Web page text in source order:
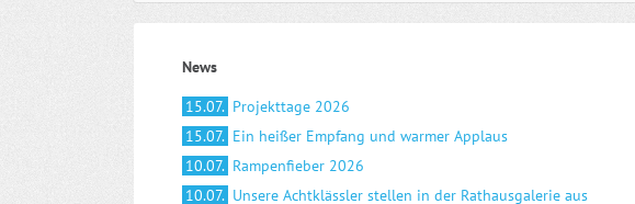
News
15.07. Projekttage 2026
15.07. Ein heißer Empfang und warmer Applaus
10.07. Rampenfieber 2026
10.07. Unsere Achtklässler stellen in der Rathausgalerie aus